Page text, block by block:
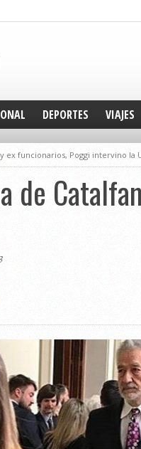
DEPORTES VIAJES
ex funcionarios, Poggi intervino la
de